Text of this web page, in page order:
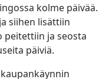
kolme päivää.
siihen lisättiin
peitettiin ja seosta
päiviä.